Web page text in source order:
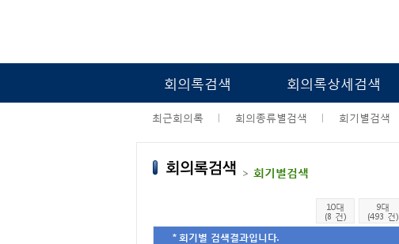
회의록검색
최근회의록 회의종류별검색 회기별검색
회의록상세검색
> 회기별검색
10대
(8 건)
9대
(493 건)
＊회기별 검색결과입니다.